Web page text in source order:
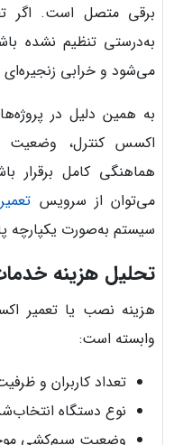
برقی متصل است. اگر
به‌درستی تنظیم نشده
می‌شود و خرابی
به همین دلیل در
اکسس کنترل، وضعیت
هماهنگی کامل برقرار
می‌توان از سرویس
سیستم به‌صورت یکپارچه
تحلیل هزینه
هزینه نصب یا تعمیر
وابسته است:
تعداد کاربران و
نوع دستگاه
وضعیت سیم‌کشی